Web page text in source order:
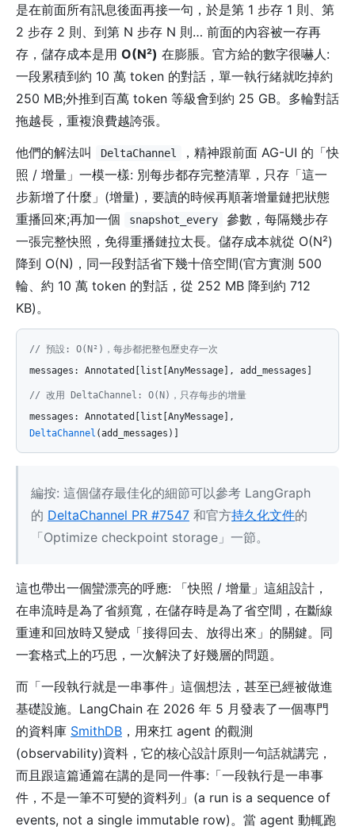
是在前面所有訊息後面再接一句，於是第 1 步存 1 則、第
2 步存 2 則、到第 N 步存 N 則… 前面的內容被一存再
存，儲存成本是用 O(N²) 在膨脹。官方給的數字很嚇人:
一段累積到約 10 萬 token 的對話，單一執行緒就吃掉約
250 MB;外推到百萬 token 等級會到約 25 GB。多輪對話
拖越長，重複浪費越誇張。
他們的解法叫
DeltaChannel
，精神跟前面 AG-UI 的「快
照 / 增量」一模一樣: 別每步都存完整清單，只存「這一
步新增了什麼」(增量)，要讀的時候再順著增量鏈把狀態
重播回來;再加一個
snapshot_every
參數，每隔幾步存
一張完整快照，免得重播鏈拉太長。儲存成本就從 O(N²)
降到 O(N)，同一段對話省下幾十倍空間(官方實測 500
輪、約 10 萬 token 的對話，從 252 MB 降到約 712
KB)。
// 預設: O(N²)，每步都把整包歷史存一次
messages: Annotated[list[AnyMessage], add_messages]
// 改用 DeltaChannel: O(N)，只存每步的增量
messages: Annotated[list[AnyMessage],
DeltaChannel (add_messages)]
編按: 這個儲存最佳化的細節可以參考 LangGraph
的 DeltaChannel PR #7547 和官方持久化文件的
「Optimize checkpoint storage」一節。
這也帶出一個蠻漂亮的呼應: 「快照 / 增量」這組設計，
在串流時是為了省頻寬，在儲存時是為了省空間，在斷線
重連和回放時又變成「接得回去、放得出來」的關鍵。同
一套格式上的巧思，一次解決了好幾層的問題。
而「一段執行就是一串事件」這個想法，甚至已經被做進
基礎設施。LangChain 在 2026 年 5 月發表了一個專門
的資料庫 SmithDB ，用來扛 agent 的觀測
(observability)資料，它的核心設計原則一句話就講完，
而且跟這篇通篇在講的是同一件事:「一段執行是一串事
件，不是一筆不可變的資料列」(a run is a sequence of
events, not a single immutable row)。當 agent 動輒跑